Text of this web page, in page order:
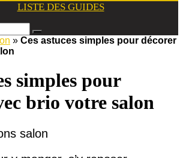
LISTE DES GUIDES
» Ces astuces simples pour décorer
simples pour
brio votre salon